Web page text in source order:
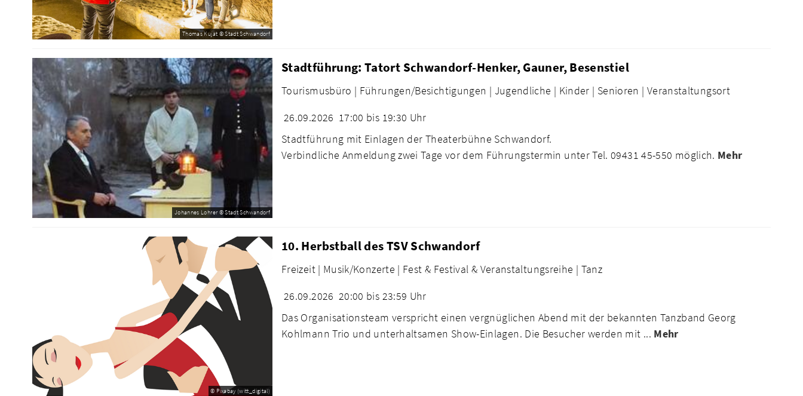
Thomas Kujat © Stadt Schwandorf
Johannes Lohrer © Stadt Schwandorf
Stadtführung: Tatort Schwandorf-Henker, Gauner, Besenstiel
Tourismusbüro | Führungen/Besichtigungen | Jugendliche | Kinder | Senioren | Veranstaltungsort
26.09.2026 17:00 bis 19:30 Uhr
Stadtführung mit Einlagen der Theaterbühne Schwandorf.
Verbindliche Anmeldung zwei Tage vor dem Führungstermin unter Tel. 09431 45-550 möglich. Mehr
© Pixabay (witt_digital)
10. Herbstball des TSV Schwandorf
Freizeit | Musik/Konzerte | Fest & Festival & Veranstaltungsreihe | Tanz
26.09.2026 20:00 bis 23:59 Uhr
Das Organisationsteam verspricht einen vergnüglichen Abend mit der bekannten Tanzband Georg
Kohlmann Trio und unterhaltsamen Show-Einlagen. Die Besucher werden mit ... Mehr